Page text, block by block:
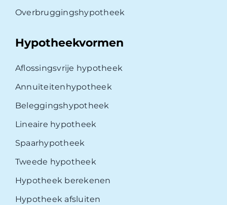
Overbruggingshypotheek
Hypotheekvormen
Aflossingsvrije hypotheek
Annuïteitenhypotheek
Beleggingshypotheek
Lineaire hypotheek
Spaarhypotheek
Tweede hypotheek
Hypotheek berekenen
Hypotheek afsluiten